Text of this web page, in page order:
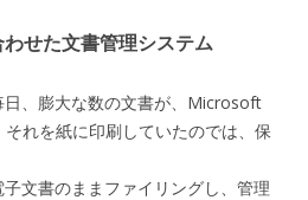
せた文書管理システム
、膨大な数の文書が、Microsoft
れを紙に印刷していたのでは、保
文書のままファイリングし、管理